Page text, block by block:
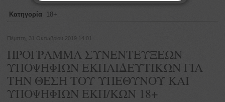
Κατηγορία 18+
Πέμπτη, 31 Οκτωβρίου 2019 14:01
ΠΡΟΓΡΑΜΜΑ ΣΥΝΕΝΤΕΥΞΕΩΝ
ΥΠΟΨΗΦΙΩΝ ΕΚΠΑΙΔΕΥΤΙΚΩΝ ΓΙΑ
ΤΗΝ ΘΕΣΗ ΤΟΥ ΥΠΕΘΥΝΟΥ ΚΑΙ
ΥΠΟΨΗΦΙΩΝ ΕΚΠ/ΚΩΝ 18+